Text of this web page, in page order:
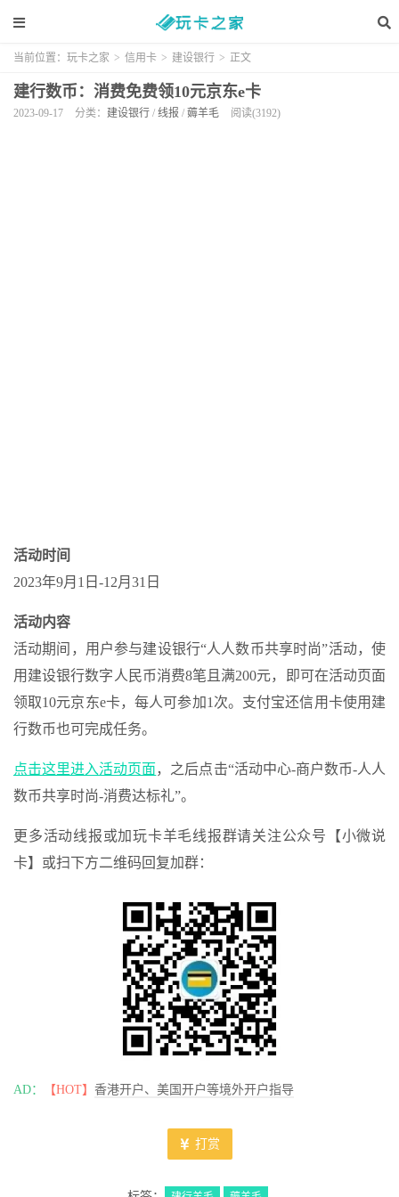
当前位置： 玩卡之家 > 信用卡 > 建设银行 > 正文
建行数币：消费免费领10元京东e卡
2023-09-17 分类： 建设银行 / 线报 / 薅羊毛 阅读(3192)
活动时间
2023年9月1日-12月31日
活动内容
活动期间，用户参与建设银行“人人数币共享时尚”活动，使
用建设银行数字人民币消费8笔且满200元，即可在活动页面
领取10元京东e卡，每人可参加1次。支付宝还信用卡使用建
行数币也可完成任务。
点击这里进入活动页面，之后点击“活动中心-商户数币-人人
数币共享时尚-消费达标礼”。
更多活动线报或加玩卡羊毛线报群请关注公众号【小微说
卡】或扫下方二维码回复加群：
AD： 【HOT】 香港开户、美国开户等境外开户指导
打赏